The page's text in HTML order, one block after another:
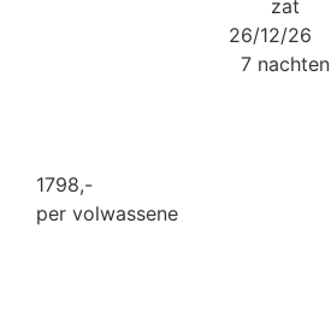
zat
26/12/26
7 nachten
1798,-
per volwassene